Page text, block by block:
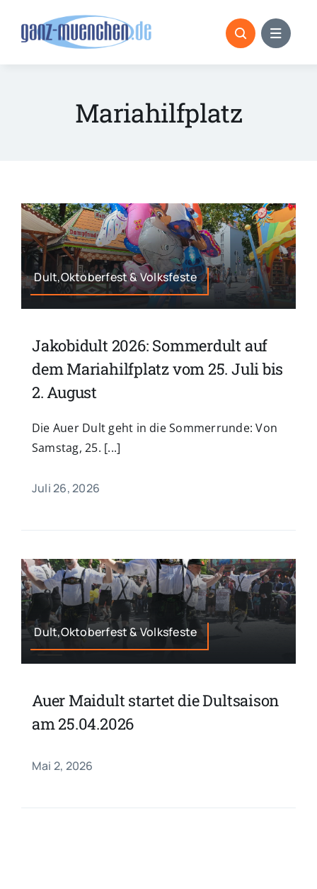
Mariahilfplatz
Dult,Oktoberfest & Volksfeste
Jakobidult 2026: Sommerdult auf
dem Mariahilfplatz vom 25. Juli bis
2. August
Die Auer Dult geht in die Sommerrunde: Von
Samstag, 25. [...]
Juli 26, 2026
Dult,Oktoberfest & Volksfeste
Auer Maidult startet die Dultsaison
am 25.04.2026
Mai 2, 2026